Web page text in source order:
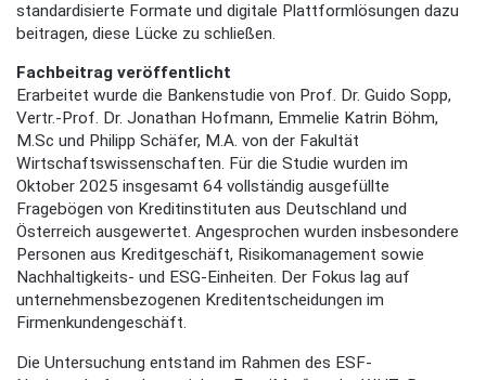
standardisierte Formate und digitale Plattformlösungen dazu
beitragen, diese Lücke zu schließen.
Fachbeitrag veröffentlicht
Erarbeitet wurde die Bankenstudie von Prof. Dr. Guido Sopp,
Vertr.-Prof. Dr. Jonathan Hofmann, Emmelie Katrin Böhm,
M.Sc und Philipp Schäfer, M.A. von der Fakultät
Wirtschaftswissenschaften. Für die Studie wurden im
Oktober 2025 insgesamt 64 vollständig ausgefüllte
Fragebögen von Kreditinstituten aus Deutschland und
Österreich ausgewertet. Angesprochen wurden insbesondere
Personen aus Kreditgeschäft, Risikomanagement sowie
Nachhaltigkeits- und ESG-Einheiten. Der Fokus lag auf
unternehmensbezogenen Kreditentscheidungen im
Firmenkundengeschäft.
Die Untersuchung entstand im Rahmen des ESF-